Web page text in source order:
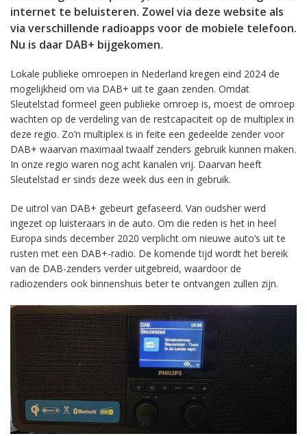
internet te beluisteren. Zowel via deze website als
via verschillende radioapps voor de mobiele telefoon.
Nu is daar DAB+ bijgekomen.
Lokale publieke omroepen in Nederland kregen eind 2024 de
mogelijkheid om via DAB+ uit te gaan zenden. Omdat
Sleutelstad formeel geen publieke omroep is, moest de omroep
wachten op de verdeling van de restcapaciteit op de multiplex in
deze regio. Zo’n multiplex is in feite een gedeelde zender voor
DAB+ waarvan maximaal twaalf zenders gebruik kunnen maken.
In onze regio waren nog acht kanalen vrij. Daarvan heeft
Sleutelstad er sinds deze week dus een in gebruik.
De uitrol van DAB+ gebeurt gefaseerd. Van oudsher werd
ingezet op luisteraars in de auto. Om die reden is het in heel
Europa sinds december 2020 verplicht om nieuwe auto’s uit te
rusten met een DAB+-radio. De komende tijd wordt het bereik
van de DAB-zenders verder uitgebreid, waardoor de
radiozenders ook binnenshuis beter te ontvangen zullen zijn.